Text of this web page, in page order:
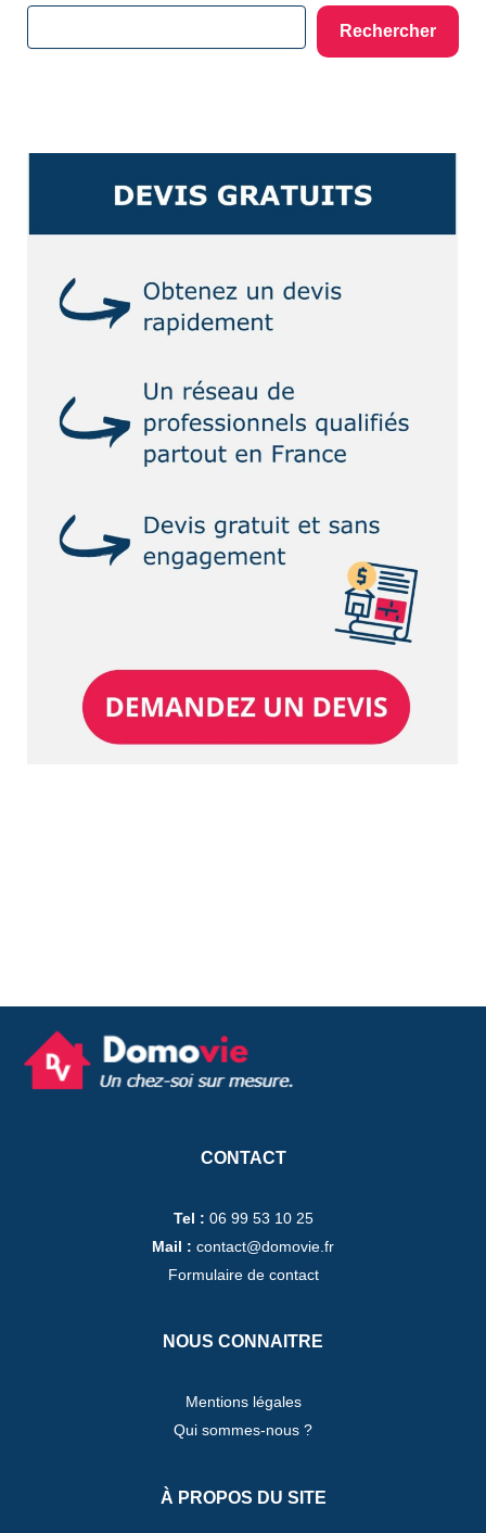
Rechercher
CONTACT
Tel : 06 99 53 10 25
Mail : contact@domovie.fr
Formulaire de contact
NOUS CONNAITRE
Mentions légales
Qui sommes-nous ?
À PROPOS DU SITE